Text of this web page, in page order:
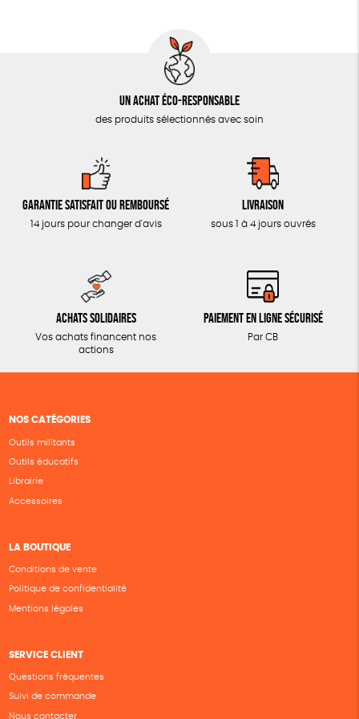
CUISINE / NUTRITION
ACCESSOIRES
Un achat éco-responsable
des produits sélectionnés avec soin
Garantie satisfait ou remboursé
14 jours pour changer d'avis
Livraison
sous 1 à 4 jours ouvrés
Achats solidaires
Vos achats financent nos
actions
Paiement en ligne sécurisé
Par CB
NOS CATÉGORIES
Outils militants
Outils éducatifs
Librairie
Accessoires
LA BOUTIQUE
Conditions de vente
Politique de confidentialité
Mentions légales
SERVICE CLIENT
Questions fréquentes
Suivi de commande
Nous contacter